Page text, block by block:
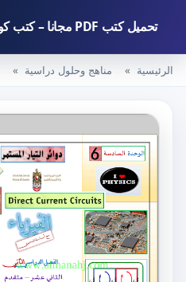
تحميل كتب PDF مجانا – كتب كو
الرئيسية مناهج وحلول دراسية